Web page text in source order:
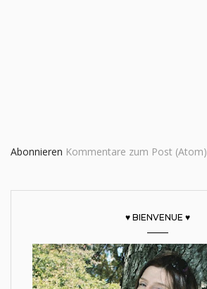
Abonnieren Kommentare zum Post (Atom)
♥ BIENVENUE ♥